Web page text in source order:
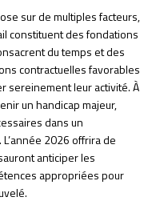
sur de multiples facteurs,
constituent des fondations
du temps et des
contractuelles favorables
sereinement leur activité. À
un handicap majeur,
dans un
2026 offrira de
anticiper les
appropriées pour